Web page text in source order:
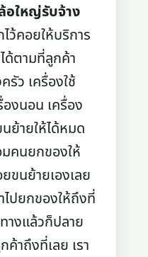
อใหญ่รับจ้าง
ว้คอยให้บริการ
ด้ตามที่ลูกค้า
รัว เครื่องใช้
งนอน เครื่อง
ย้ายให้ได้หมด
คนยกของให้
ขนย้ายเองเลย
ไปยกของให้ถึงที่
างแล้วก็ปลาย
าถึงที่เลย เรา